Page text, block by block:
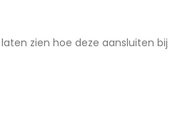
zien hoe deze aansluiten bij